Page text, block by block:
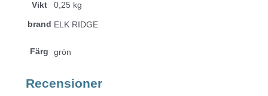
Vikt 0,25 kg
brand ELK RIDGE
Färg grön
Recensioner